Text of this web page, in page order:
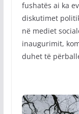
fushatës ai ka
diskutimet
në mediet
inaugurimit,
duhet të